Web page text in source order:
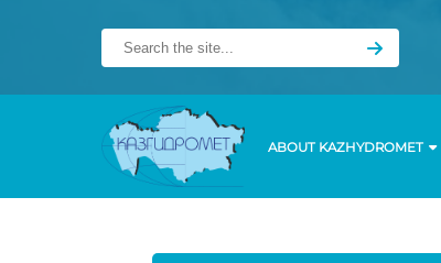
ABOUT KAZHYDROMET